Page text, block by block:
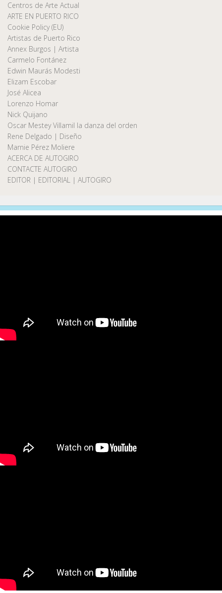
Centros de Arte Actual
ARTE EN PUERTO RICO
Cookie Policy (EU)
Artistas de Puerto Rico
Annex Burgos | Artista
Carmelo Fontánez
Edwin Maurás Modesti
Elizam Escobar
José Alicea
Lorenzo Homar
Nick Quijano
Oscar Mestey Villamil la danza del orden
Rene Delgado | Diseño
Marnie Pérez Moliere
ACERCA DE AUTOGIRO
CONTACTE AUTOGIRO
EDITOR | EDITORIAL | AUTOGIRO